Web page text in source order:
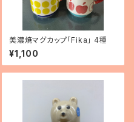
美濃焼マグカップ「Fika」 4種
¥1,100